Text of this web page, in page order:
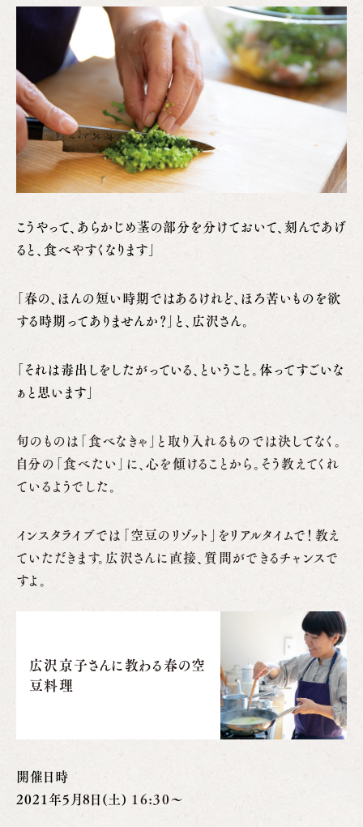
こうやって、あらかじめ茎の部分を分けておいて、刻んであげ
ると、食べやすくなります」
「春の、ほんの短い時期ではあるけれど、ほろ苦いものを欲
する時期ってありませんか？」と、広沢さん。
「それは毒出しをしたがっている、ということ。体ってすごいな
ぁと思います」
旬のものは「食べなきゃ」と取り入れるものでは決してなく。
自分の「食べたい」に、心を傾けることから。そう教えてくれ
ているようでした。
インスタライブでは「空豆のリゾット」をリアルタイムで！教え
ていただきます。広沢さんに直接、質問ができるチャンスで
すよ。
広沢京子さんに教わる春の空
豆料理
開催日時
2021年5月8日(土) 16:30〜